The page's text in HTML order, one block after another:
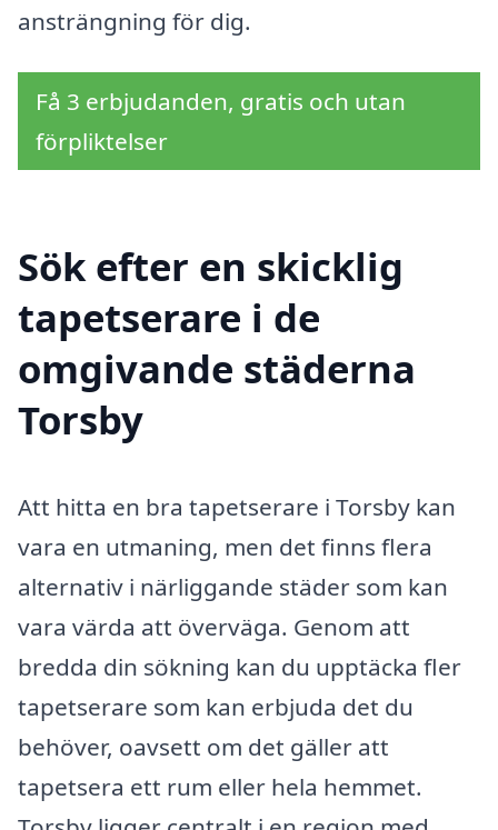
ansträngning för dig.
Få 3 erbjudanden, gratis och utan
förpliktelser
Sök efter en skicklig
tapetserare i de
omgivande städerna
Torsby
Att hitta en bra tapetserare i Torsby kan
vara en utmaning, men det finns flera
alternativ i närliggande städer som kan
vara värda att överväga. Genom att
bredda din sökning kan du upptäcka fler
tapetserare som kan erbjuda det du
behöver, oavsett om det gäller att
tapetsera ett rum eller hela hemmet.